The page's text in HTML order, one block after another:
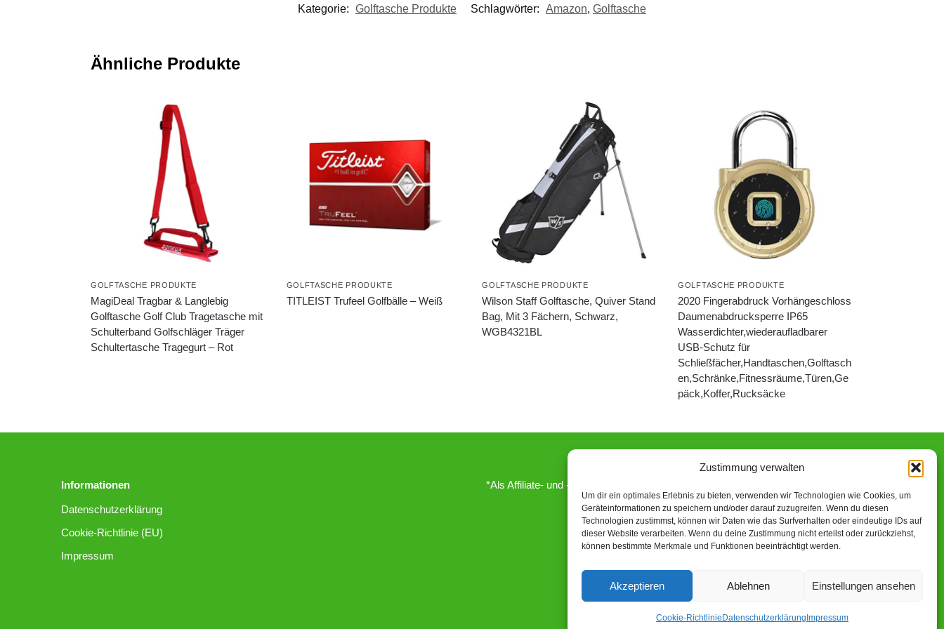
Zustimmung verwalten
Um dir ein optimales Erlebnis zu bieten, verwenden wir Technologien wie Cookies, um
Geräteinformationen zu speichern und/oder darauf zuzugreifen. Wenn du diesen
Technologien zustimmst, können wir Daten wie das Surfverhalten oder eindeutige IDs auf
dieser Website verarbeiten. Wenn du deine Zustimmung nicht erteilst oder zurückziehst,
können bestimmte Merkmale und Funktionen beeinträchtigt werden.
Akzeptieren Ablehnen Einstellungen ansehen
Cookie-Richtlinie Datenschutzerklärung Impressum
Kategorie: Golftasche Produkte Schlagwörter: Amazon, Golftasche
Ähnliche Produkte
GOLFTASCHE PRODUKTE
MagiDeal Tragbar & Langlebig
Golftasche Golf Club Tragetasche mit
Schulterband Golfschläger Träger
Schultertasche Tragegurt – Rot
GOLFTASCHE PRODUKTE
TITLEIST Trufeel Golfbälle – Weiß
GOLFTASCHE PRODUKTE
Wilson Staff Golftasche, Quiver Stand
Bag, Mit 3 Fächern, Schwarz,
WGB4321BL
GOLFTASCHE PRODUKTE
2020 Fingerabdruck Vorhängeschloss
Daumenabdrucksperre IP65
Wasserdichter,wiederaufladbarer
USB-Schutz für
Schließfächer,Handtaschen,Golftasch
en,Schränke,Fitnessräume,Türen,Ge
päck,Koffer,Rucksäcke
Informationen
Datenschutzerklärung
Cookie-Richtlinie (EU)
Impressum
*Als Affiliate- und -Ebay/Amazon-Partner verdiene ich an qualifizierten Käufen.
2023 – Alle Rechte vorbehalten.